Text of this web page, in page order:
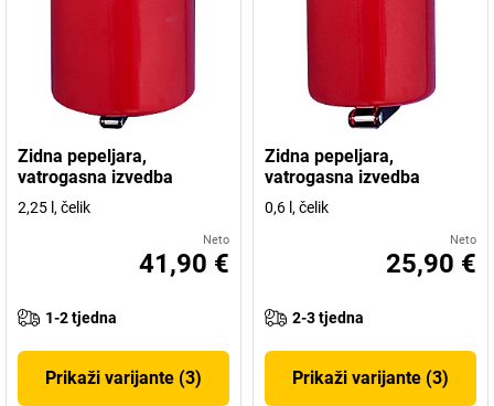
Zidna pepeljara,
vatrogasna izvedba
2,25 l, čelik
Neto
41,90 €
1-2 tjedna
Prikaži varijante (3)
Zidna pepeljara,
vatrogasna izvedba
0,6 l, čelik
Neto
25,90 €
2-3 tjedna
Prikaži varijante (3)